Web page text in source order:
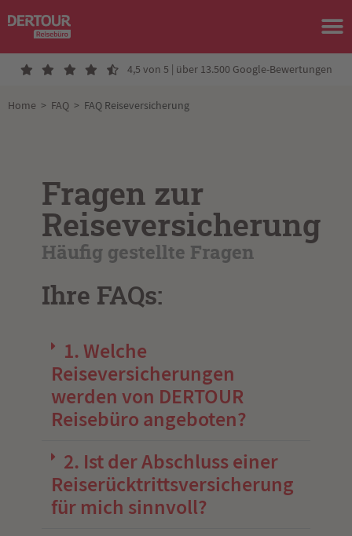
4,5 von 5 | über 13.500 Google-Bewertungen
Home > FAQ > FAQ Reiseversicherung
Fragen zur
Reiseversicherung
Häufig gestellte Fragen
Ihre FAQs:
1. Welche
Reiseversicherungen
werden von DERTOUR
Reisebüro angeboten?
2. Ist der Abschluss einer
Reiserücktrittsversicherung
für mich sinnvoll?